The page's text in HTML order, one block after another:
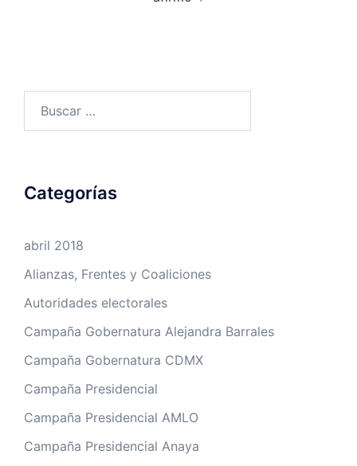
Categorías
abril 2018
Alianzas, Frentes y Coaliciones
Autoridades electorales
Campaña Gobernatura Alejandra Barrales
Campaña Gobernatura CDMX
Campaña Presidencial
Campaña Presidencial AMLO
Campaña Presidencial Anaya